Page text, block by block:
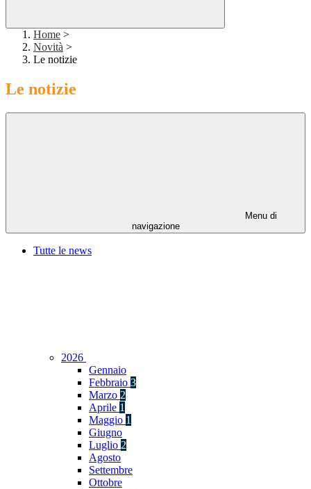
Home >
Novità >
Le notizie
Le notizie
Menu di
navigazione
Tutte le news
2026
Gennaio
Febbraio 3
Marzo 2
Aprile 1
Maggio 1
Giugno
Luglio 2
Agosto
Settembre
Ottobre